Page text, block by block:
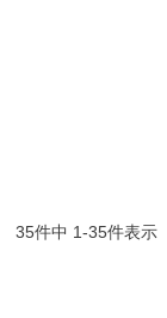
35件中 1-35件表示